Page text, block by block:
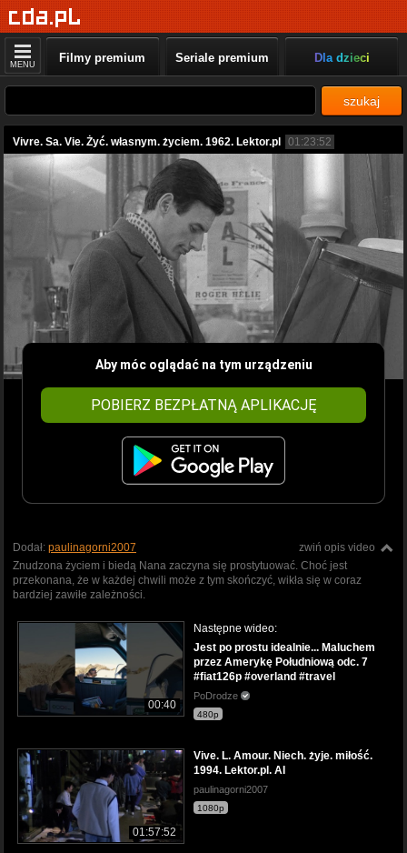
MENU Filmy premium Seriale premium Dla dzieci
szukaj
Vivre. Sa. Vie. Żyć. własnym. życiem. 1962. Lektor.pl 01:23:52
Aby móc oglądać na tym urządzeniu
POBIERZ BEZPŁATNĄ APLIKACJĘ
zwiń opis video
Dodał: paulinagorni2007
Znudzona życiem i biedą Nana zaczyna się prostytuować. Choć jest
przekonana, że w każdej chwili może z tym skończyć, wikła się w coraz
bardziej zawiłe zależności.
00:40
Następne wideo:
Jest po prostu idealnie... Maluchem
przez Amerykę Południową odc. 7
#fiat126p #overland #travel
PoDrodze
480p
01:57:52
Vive. L. Amour. Niech. żyje. miłość.
1994. Lektor.pl. AI
paulinagorni2007
1080p